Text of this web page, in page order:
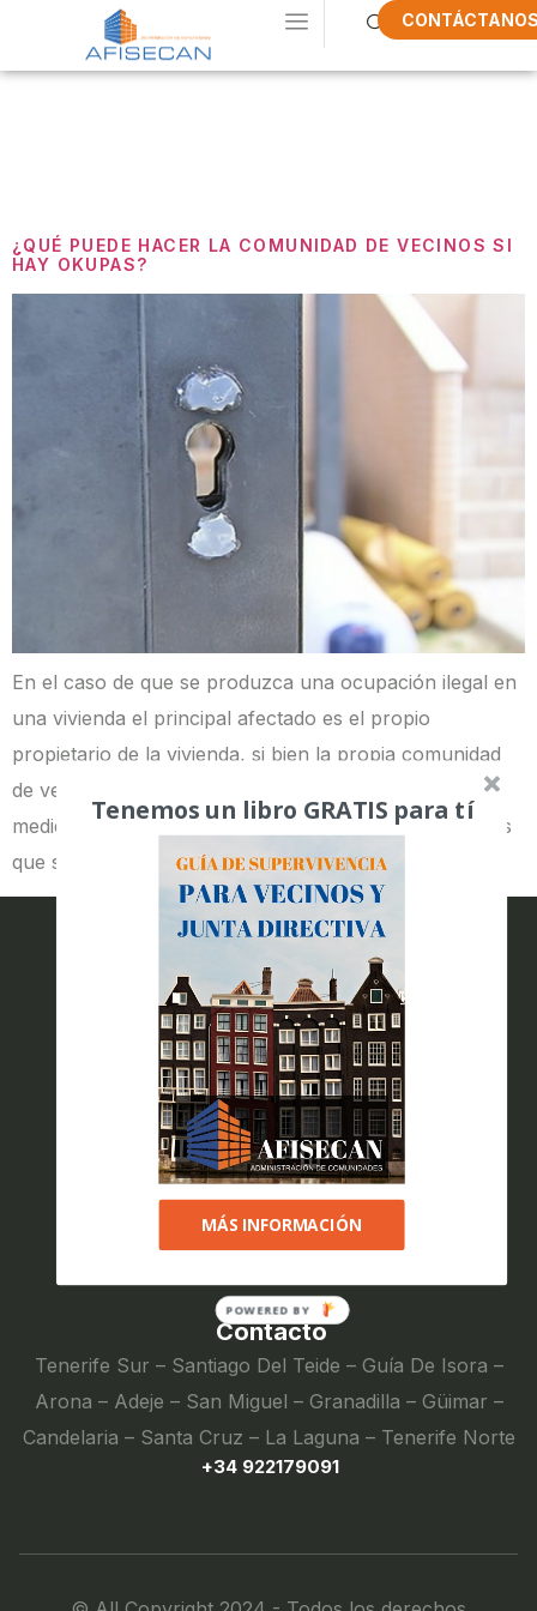
¿QUÉ PUEDE HACER LA COMUNIDAD DE VECINOS SI
HAY OKUPAS?
En el caso de que se produzca una ocupación ilegal en
una vivienda el principal afectado es el propio
propietario de la vivienda, si bien la propia comunidad
de vecinos también se ve afectada en menor o mayor
medida. Los casos más conflictivos son aquellos en los
que se produce la ocupación ilegal de la […]
Textos legales
Política de privacidad
Contacto
Tenerife Sur – Santiago Del Teide – Guía De Isora –
Arona – Adeje – San Miguel – Granadilla – Güimar –
Candelaria – Santa Cruz – La Laguna – Tenerife Norte
+34 922179091
Tenemos un libro GRATIS para tí
MÁS INFORMACIÓN
POWERED BY